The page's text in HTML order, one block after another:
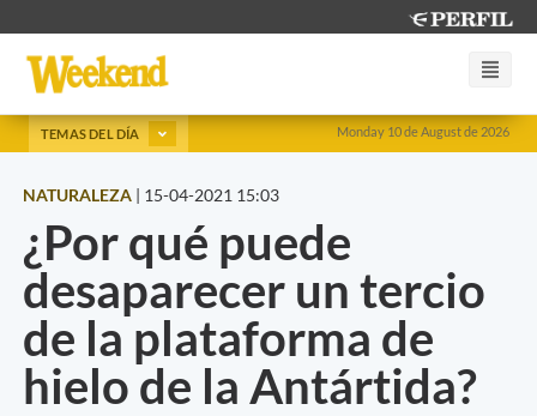
Monday 10 de August de 2026
TEMAS DEL DÍA
NATURALEZA | 15-04-2021 15:03
¿Por qué puede
desaparecer un tercio
de la plataforma de
hielo de la Antártida?